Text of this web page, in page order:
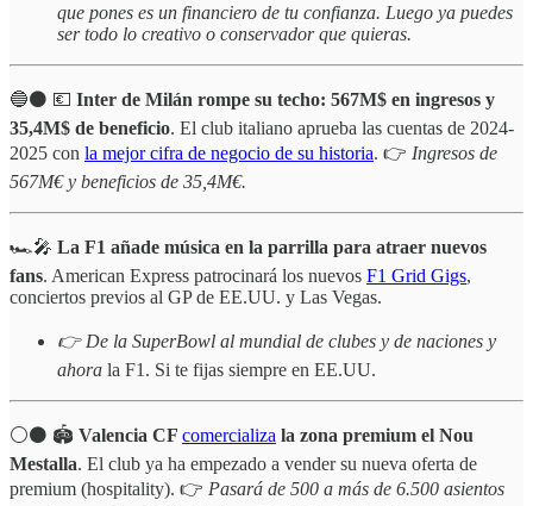
que pones es un financiero de tu confianza. Luego ya puedes
ser todo lo creativo o conservador que quieras.
🔵⚫️ 💶 Inter de Milán rompe su techo: 567M$ en ingresos y
35,4M$ de beneficio. El club italiano aprueba las cuentas de 2024-
2025 con la mejor cifra de negocio de su historia. 👉 Ingresos de
567M€ y beneficios de 35,4M€.
🏎️🎤 La F1 añade música en la parrilla para atraer nuevos
fans. American Express patrocinará los nuevos F1 Grid Gigs,
conciertos previos al GP de EE.UU. y Las Vegas.
👉 De la SuperBowl al mundial de clubes y de naciones y
ahora la F1. Si te fijas siempre en EE.UU.
⚪️⚫️ 🏟️ Valencia CF comercializa la zona premium el Nou
Mestalla. El club ya ha empezado a vender su nueva oferta de
premium (hospitality). 👉 Pasará de 500 a más de 6.500 asientos